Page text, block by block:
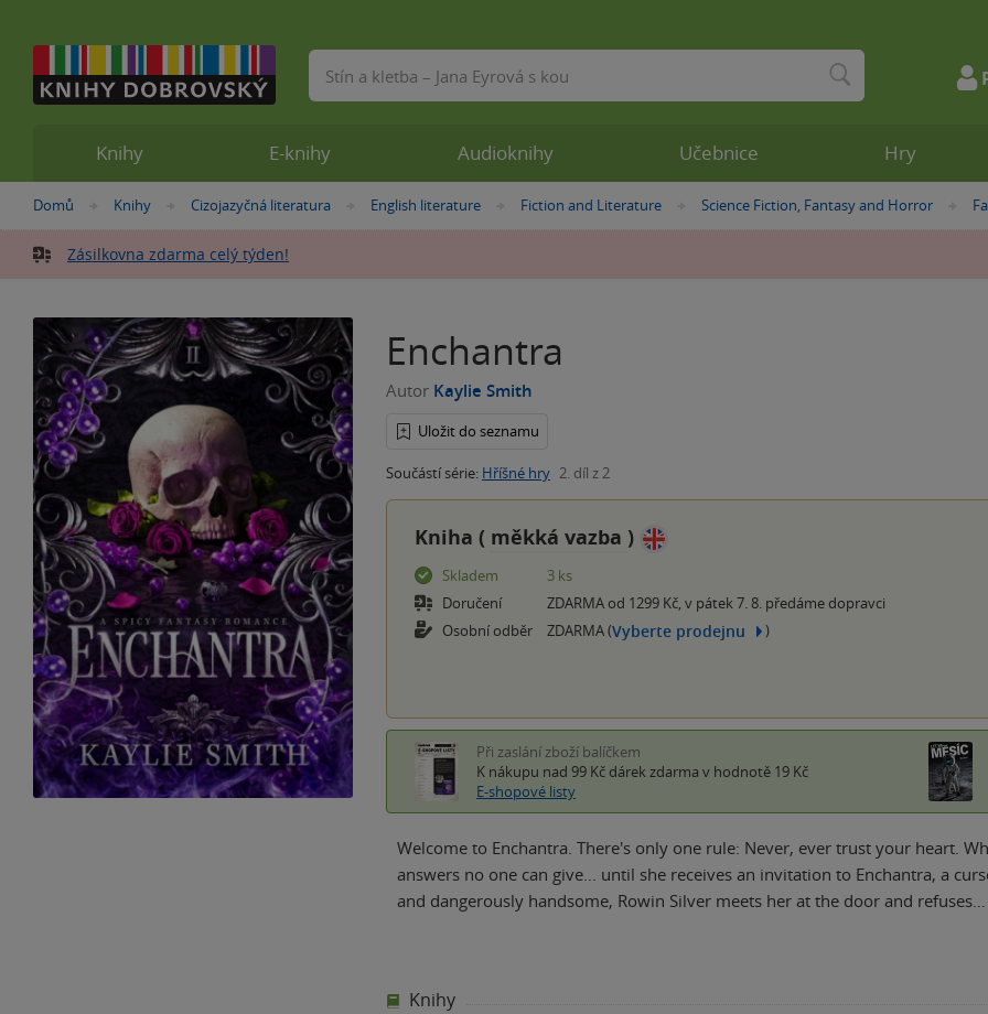
Nacházíte
zde:
Domů »
Knihy »
Cizojazyčná literatura »
English literature »Fiction and Literature »
Science Fiction, Fantasy and Horror »
Zásilkovna zdarma celý týden!
Enchantra
Autor Kaylie Smith
Uložit do seznamu
Součástí série: Hříšné hry 2. díl z 2
Kniha ( měkká vazba )
Skladem
3 ks
Doručení
ZDARMA od 1299 Kč, v pátek 7. 8. předáme dopravci
Osobní odběr
ZDARMA (Vyberte prodejnu )
Při zaslání zboží balíčkem
K nákupu nad 99 Kč dárek zdarma v hodnotě 19 Kč
E-shopové listy
Welcome to Enchantra. There's only one rule: Never, ever trust your heart.
answers no one can give... until she receives an invitation to Enchantra, a
and dangerously handsome, Rowin Silver meets her at the door and refuses…
Knihy
Knihy E-knihy Audioknihy Učebnice Hry
Vyhledávání